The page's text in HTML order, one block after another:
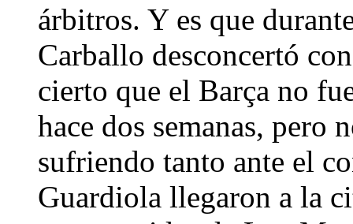
árbitros. Y es que
Carballo desconcertó
cierto que el Barça no
hace dos semanas, pero
sufriendo tanto ante el
Guardiola llegaron a la